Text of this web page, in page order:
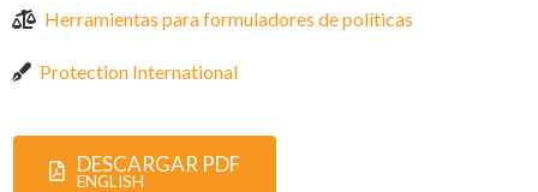
Herramientas para formuladores de políticas
Protection International
DESCARGAR PDF
ENGLISH